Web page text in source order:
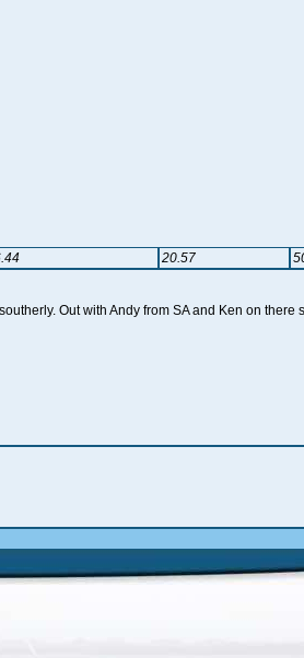
20.57
Out with Andy from SA and Ken on there